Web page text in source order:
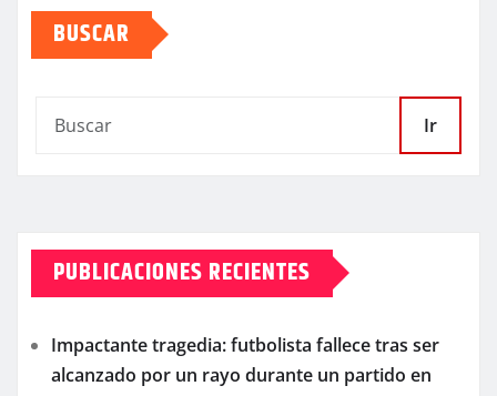
BUSCAR
Ir
PUBLICACIONES RECIENTES
Impactante tragedia: futbolista fallece tras ser
alcanzado por un rayo durante un partido en